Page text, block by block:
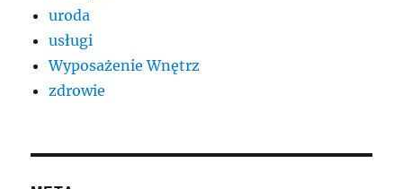
uroda
usługi
Wyposażenie Wnętrz
zdrowie